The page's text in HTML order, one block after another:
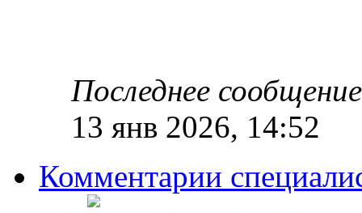
Последнее
13 янв 2026, 14:52
Комментарии